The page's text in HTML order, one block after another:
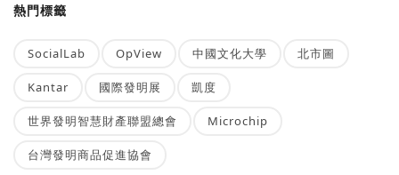
熱門標籤
SocialLab OpView 中國文化大學 北市圖
Kantar 國際發明展 凱度
世界發明智慧財產聯盟總會 Microchip
台灣發明商品促進協會